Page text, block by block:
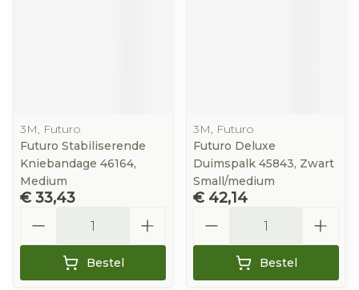
3M, Futuro
Futuro Stabiliserende
Kniebandage 46164,
Medium
€ 33,43
Bestel
3M, Futuro
Futuro Deluxe
Duimspalk 45843, Zwart
Small/medium
€ 42,14
Bestel